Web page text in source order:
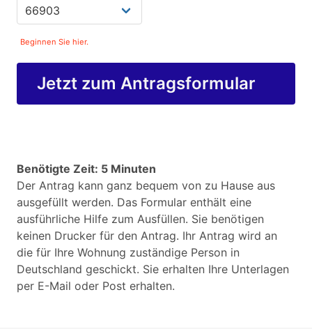
Beginnen Sie hier.
Jetzt zum Antragsformular
Benötigte Zeit: 5 Minuten
Der Antrag kann ganz bequem von zu Hause aus
ausgefüllt werden. Das Formular enthält eine
ausführliche Hilfe zum Ausfüllen. Sie benötigen
keinen Drucker für den Antrag. Ihr Antrag wird an
die für Ihre Wohnung zuständige Person in
Deutschland geschickt. Sie erhalten Ihre Unterlagen
per E-Mail oder Post erhalten.